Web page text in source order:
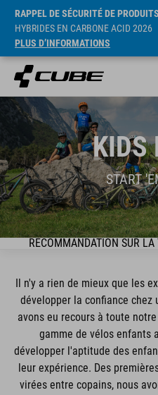
RAPPEL DE SÉCURITÉ DE PRODUITS
HYBRIDES EN CARBONE ACID 2026
PLUS D’INFORMATIONS
KIDS
START
RECOMMANDATION SUR LA
Il n'y a rien de mieux que les
développer la confiance chez
avons eu recours à toute
gamme de vélos enfants
développer l'aptitude des
leur expérience. Des
virées entre copains, nous